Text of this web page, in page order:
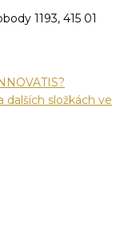
1193, 415 01
složkách ve